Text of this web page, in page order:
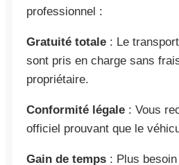
professionnel :
Gratuité totale : Le
sont pris en charge sans
propriétaire.
Conformité légale : Vous
officiel prouvant que le
Gain de temps : Plus